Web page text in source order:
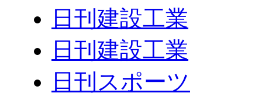
日刊建設工業
日刊建設工業
日刊スポーツ